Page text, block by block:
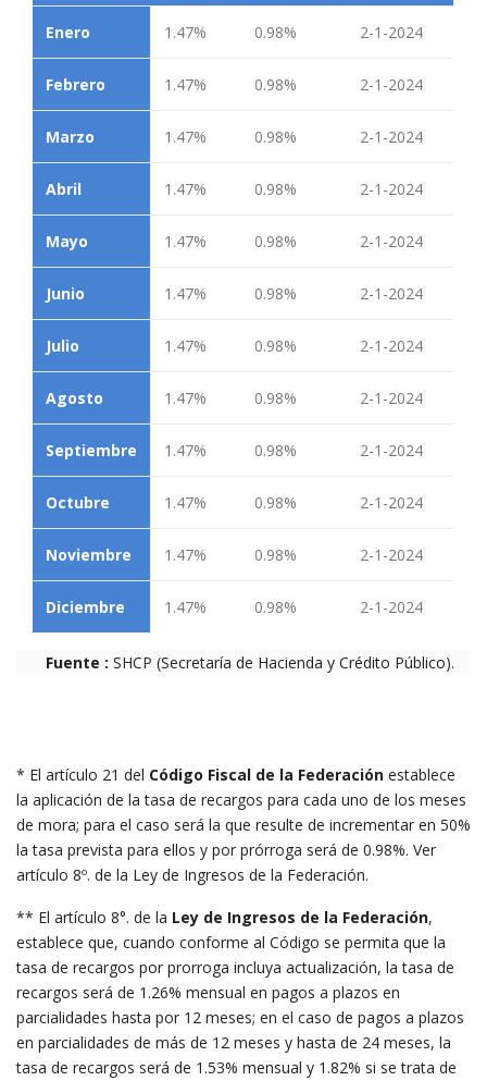
Enero 1.47% 0.98% 2-1-2024
Febrero 1.47% 0.98% 2-1-2024
Marzo 1.47% 0.98% 2-1-2024
Abril 1.47% 0.98% 2-1-2024
Mayo 1.47% 0.98% 2-1-2024
Junio 1.47% 0.98% 2-1-2024
Julio 1.47% 0.98% 2-1-2024
Agosto 1.47% 0.98% 2-1-2024
Septiembre 1.47% 0.98% 2-1-2024
Octubre 1.47% 0.98% 2-1-2024
Noviembre 1.47% 0.98% 2-1-2024
Diciembre 1.47% 0.98% 2-1-2024
Fuente : SHCP (Secretaría de Hacienda y Crédito Público).
* El artículo 21 del Código Fiscal de la Federación establece
la aplicación de la tasa de recargos para cada uno de los meses
de mora; para el caso será la que resulte de incrementar en 50%
la tasa prevista para ellos y por prórroga será de 0.98%. Ver
artículo 8º. de la Ley de Ingresos de la Federación.
** El artículo 8°. de la Ley de Ingresos de la Federación,
establece que, cuando conforme al Código se permita que la
tasa de recargos por prorroga incluya actualización, la tasa de
recargos será de 1.26% mensual en pagos a plazos en
parcialidades hasta por 12 meses; en el caso de pagos a plazos
en parcialidades de más de 12 meses y hasta de 24 meses, la
tasa de recargos será de 1.53% mensual y 1.82% si se trata de